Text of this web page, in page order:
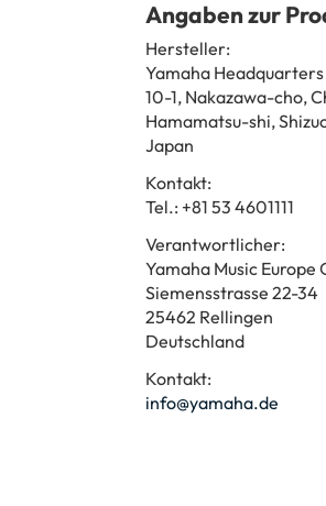
Angaben zur
Hersteller:
Yamaha Headquarters
10-1, Nakazawa-cho,
Hamamatsu-shi,
Japan
Kontakt:
Tel.: +81 53 4601111
Verantwortlicher:
Yamaha Music Europe
Siemensstrasse 22-34
25462 Rellingen
Deutschland
Kontakt:
info@yamaha.de